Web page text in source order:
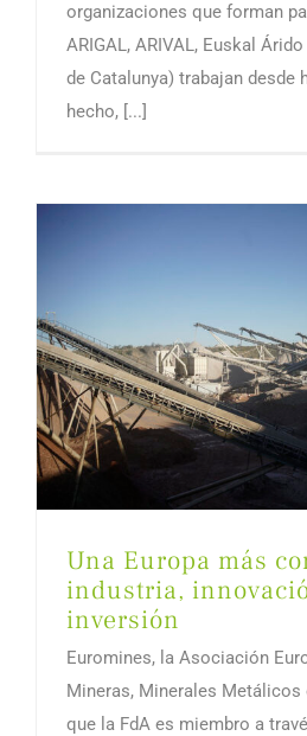
organizaciones que forman
ARIGAL, ARIVAL, Euskal
de Catalunya) trabajan desde
hecho, [...]
Una Europa más
industria,
inversión
Euromines, la Asociación
Mineras, Minerales Metálicos
que la FdA es miembro a